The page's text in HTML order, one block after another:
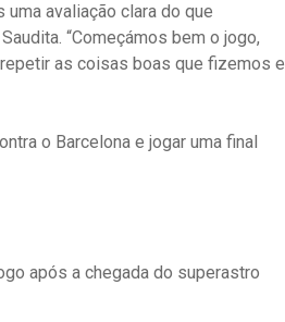
avaliação clara do que
“Começámos bem o jogo,
as coisas boas que fizemos e
o Barcelona e jogar uma final
após a chegada do superastro